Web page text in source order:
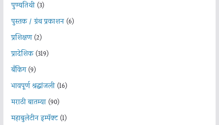
पुण्यतिथी(3)
पुस्तक / ग्रंथ प्रकाशन(6)
प्रशिक्षण(2)
प्रादेशिक(319)
बँकिंग(9)
भावपूर्ण श्रद्धांजली(16)
मराठी बातम्या(90)
महाबुलेटीन इम्पॅक्ट(1)